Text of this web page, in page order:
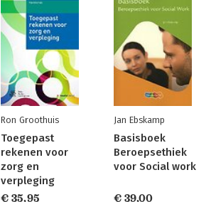
Ron Groothuis
Toegepast
rekenen voor
zorg en
verpleging
€ 35,95
Jan Ebskamp
Basisboek
Beroepsethiek
voor Social work
€ 39,00